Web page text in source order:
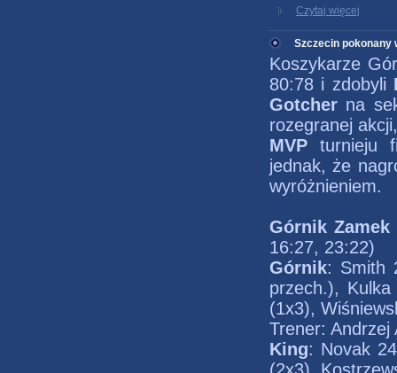
Czytaj więcej
Szczecin pokonany
Koszykarze
80:78 i zdobyli
Gotcher na
rozegranej
MVP turnieju
jednak, że
wyróżnieniem.
Górnik Zamek
16:27, 23:22)
Górnik: Smith
przech.),
(1x3),
Trener: Andrzej
King: Novak